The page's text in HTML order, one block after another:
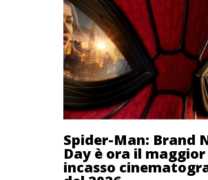
Spider-Man: Brand
Day è ora il maggior
incasso